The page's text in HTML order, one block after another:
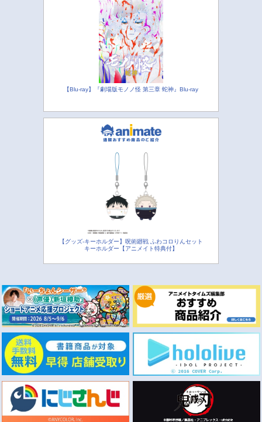
【Blu-ray】『劇場版モノノ怪 第三章 蛇神』Blu-ray
【グッズ-キーホルダー】呪術廻戦 ふわコロりんセット
キーホルダー【アニメイト特典付】